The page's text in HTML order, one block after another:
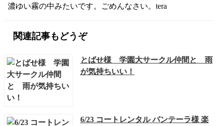
濃ゆい霧の中みたいです。ごめんなさい。tera
関連記事もどうぞ
とばせ様 学園大サークル仲間と 雨
が気持ちいい！
6/23 コートレンタル パンテーラ様 楽